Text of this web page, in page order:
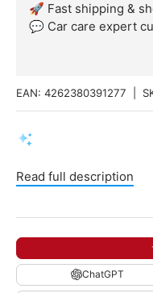
🚀 Fast shipping &
💬 Car care expert
EAN: 4262380391277
Read full description
ChatGPT